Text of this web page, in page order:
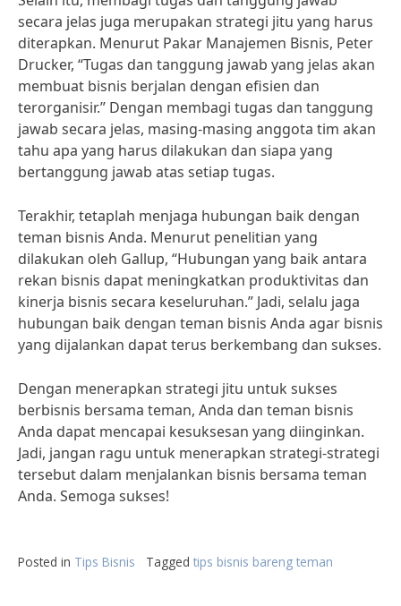
secara jelas juga merupakan strategi jitu yang harus
diterapkan. Menurut Pakar Manajemen Bisnis, Peter
Drucker, “Tugas dan tanggung jawab yang jelas akan
membuat bisnis berjalan dengan efisien dan
terorganisir.” Dengan membagi tugas dan tanggung
jawab secara jelas, masing-masing anggota tim akan
tahu apa yang harus dilakukan dan siapa yang
bertanggung jawab atas setiap tugas.
Terakhir, tetaplah menjaga hubungan baik dengan
teman bisnis Anda. Menurut penelitian yang
dilakukan oleh Gallup, “Hubungan yang baik antara
rekan bisnis dapat meningkatkan produktivitas dan
kinerja bisnis secara keseluruhan.” Jadi, selalu jaga
hubungan baik dengan teman bisnis Anda agar bisnis
yang dijalankan dapat terus berkembang dan sukses.
Dengan menerapkan strategi jitu untuk sukses
berbisnis bersama teman, Anda dan teman bisnis
Anda dapat mencapai kesuksesan yang diinginkan.
Jadi, jangan ragu untuk menerapkan strategi-strategi
tersebut dalam menjalankan bisnis bersama teman
Anda. Semoga sukses!
Posted in Tips Bisnis Tagged tips bisnis bareng teman